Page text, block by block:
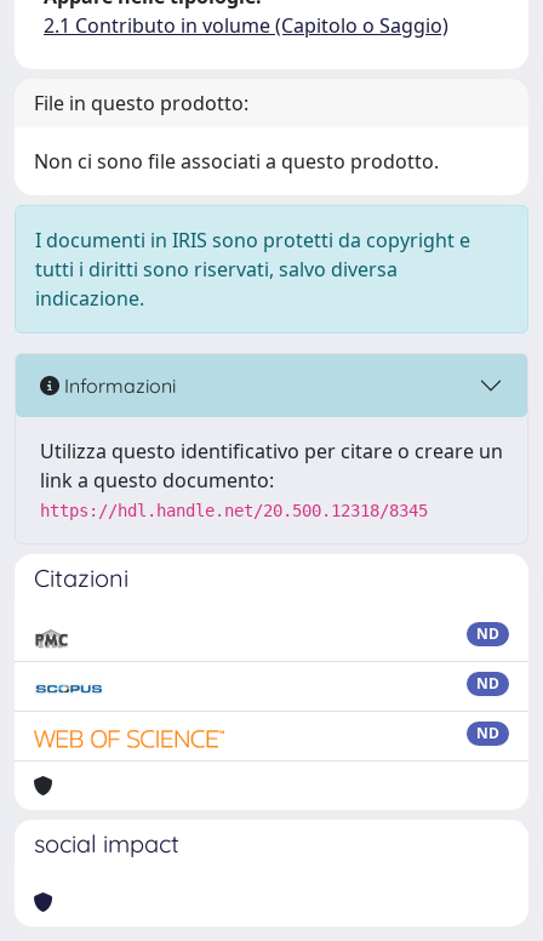
2.1 Contributo in volume (Capitolo o Saggio)
File in questo prodotto:
Non ci sono file associati a questo prodotto.
I documenti in IRIS sono protetti da copyright e
tutti i diritti sono riservati, salvo diversa
indicazione.
Informazioni
Utilizza questo identificativo per citare o creare un
link a questo documento:
https://hdl.handle.net/20.500.12318/8345
Citazioni
ND
ND
ND
social impact